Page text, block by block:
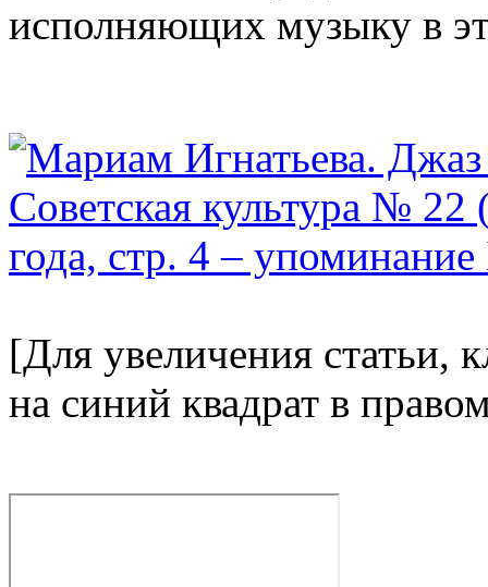
исполняющих музыку в
[Для увеличения статьи,
на синий квадрат в